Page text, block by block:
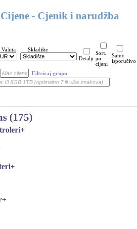
Cijene - Cjenik i narudžba
Valuta
Skladište
Detalji
Sort.
po
cijeni
Samo
isporučivo
Filtriraj grupu
(175)
+
+
+